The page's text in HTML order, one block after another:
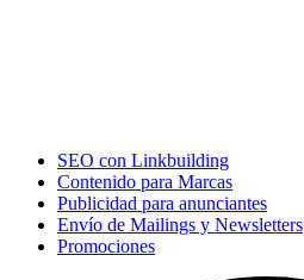
SEO con Linkbuilding
Contenido para Marcas
Publicidad para anunciantes
Envío de Mailings y Newsletters
Promociones